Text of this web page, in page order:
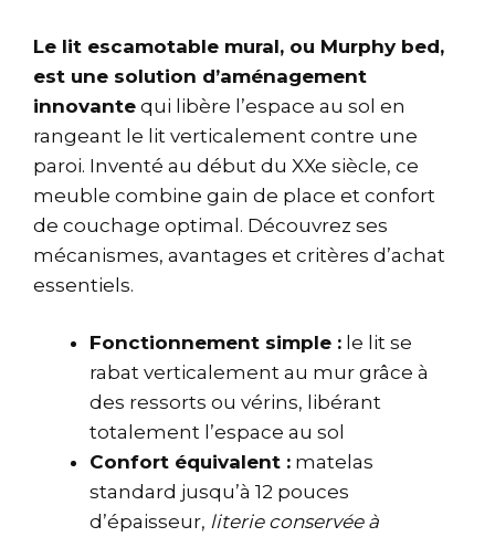
Le lit escamotable mural, ou Murphy bed,
est une solution d’aménagement
innovante qui libère l’espace au sol en
rangeant le lit verticalement contre une
paroi. Inventé au début du XXe siècle, ce
meuble combine gain de place et confort
de couchage optimal. Découvrez ses
mécanismes, avantages et critères d’achat
essentiels.
Fonctionnement simple : le lit se
rabat verticalement au mur grâce à
des ressorts ou vérins, libérant
totalement l’espace au sol
Confort équivalent : matelas
standard jusqu’à 12 pouces
d’épaisseur, literie conservée à